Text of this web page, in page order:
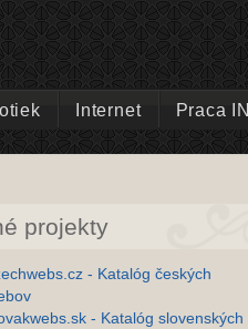
Internet Praca IN
projekty
- Katalóg českých
- Katalóg slovenských